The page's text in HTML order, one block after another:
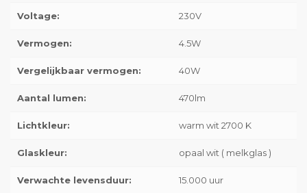
Voltage: 230V
Vermogen: 4.5W
Vergelijkbaar vermogen: 40W
Aantal lumen: 470lm
Lichtkleur: warm wit 2700 K
Glaskleur: opaal wit ( melkglas )
Verwachte levensduur: 15.000 uur